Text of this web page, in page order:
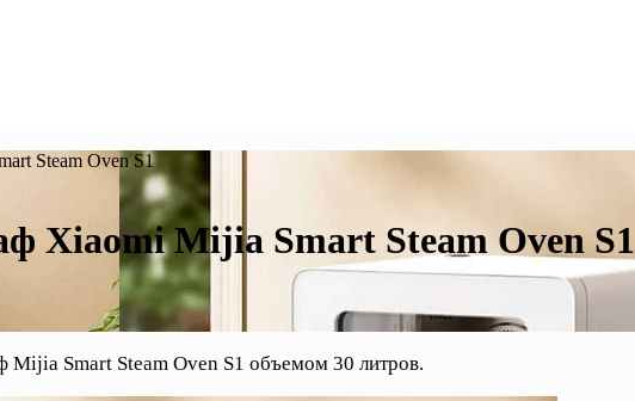
Steam Oven S1
Xiaomi Mijia Smart Steam Oven S1
Smart Steam Oven S1 объемом 30 литров.